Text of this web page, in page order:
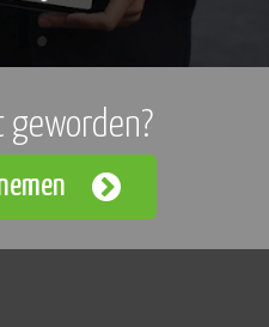
geworden?